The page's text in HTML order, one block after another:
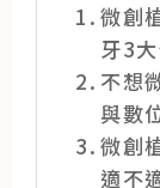
微創
牙3
不想
與數
微創
適不